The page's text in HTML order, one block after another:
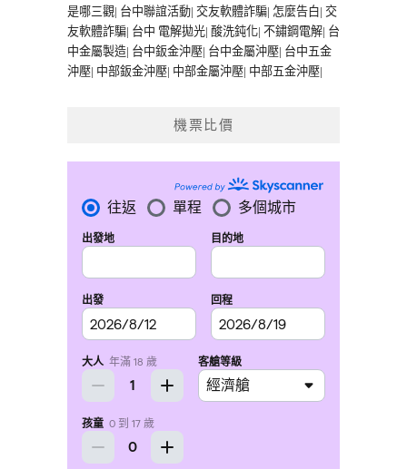
是哪三觀| 台中聯誼活動| 交友軟體詐騙| 怎麼告白| 交
友軟體詐騙| 台中 電解拋光| 酸洗鈍化| 不鏽鋼電解| 台
中金屬製造| 台中鈑金沖壓| 台中金屬沖壓| 台中五金
沖壓| 中部鈑金沖壓| 中部金屬沖壓| 中部五金沖壓|
機票比價